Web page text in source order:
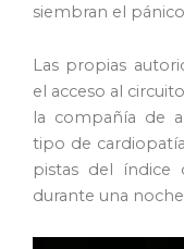
siembran el
Las propias
el acceso al
la compañía de
tipo de
pistas del
durante una